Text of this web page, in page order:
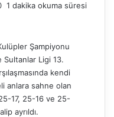
1 dakika okuma süresi
Şampiyonu
Sultanlar Ligi 13.
kendi
anlara sahne olan
17, 25-16 ve 25-
ayrıldı.